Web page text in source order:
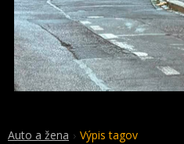
Auto a žena Výpis tagov